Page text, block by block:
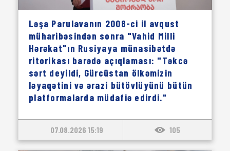
Ləşa Parulavanın 2008-ci il avqust
müharibəsindən sonra "Vahid Milli
Hərəkat"ın Rusiyaya münasibətdə
ritorikası barədə açıqlaması: "Təkcə
sərt deyildi, Gürcüstan ölkəmizin
ləyaqətini və ərazi bütövlüyünü bütün
platformalarda müdafiə edirdi."
07.08.2026 15:19 105